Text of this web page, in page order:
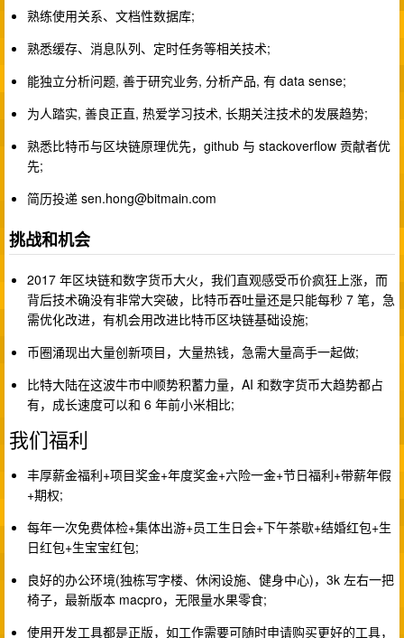
熟练使用关系、文档性数据库;
熟悉缓存、消息队列、定时任务等相关技术;
能独立分析问题, 善于研究业务, 分析产品, 有 data sense;
为人踏实, 善良正直, 热爱学习技术, 长期关注技术的发展趋势;
熟悉比特币与区块链原理优先，github 与 stackoverflow 贡献者优
先;
简历投递 sen.hong@bitmain.com
挑战和机会
2017 年区块链和数字货币大火，我们直观感受币价疯狂上涨，而
背后技术确没有非常大突破，比特币吞吐量还是只能每秒 7 笔，急
需优化改进，有机会用改进比特币区块链基础设施;
币圈涌现出大量创新项目，大量热钱，急需大量高手一起做;
比特大陆在这波牛市中顺势积蓄力量，AI 和数字货币大趋势都占
有，成长速度可以和 6 年前小米相比;
我们福利
丰厚薪金福利+项目奖金+年度奖金+六险一金+节日福利+带薪年假
+期权;
每年一次免费体检+集体出游+员工生日会+下午茶歇+结婚红包+生
日红包+生宝宝红包;
良好的办公环境(独栋写字楼、休闲设施、健身中心)，3k 左右一把
椅子，最新版本 macpro，无限量水果零食;
使用开发工具都是正版，如工作需要可随时申请购买更好的工具，